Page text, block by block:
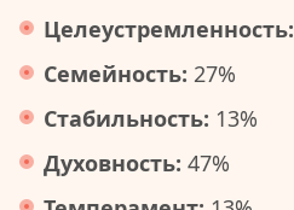
Целеустремленность:
Семейность: 27%
Стабильность: 13%
Духовность: 47%